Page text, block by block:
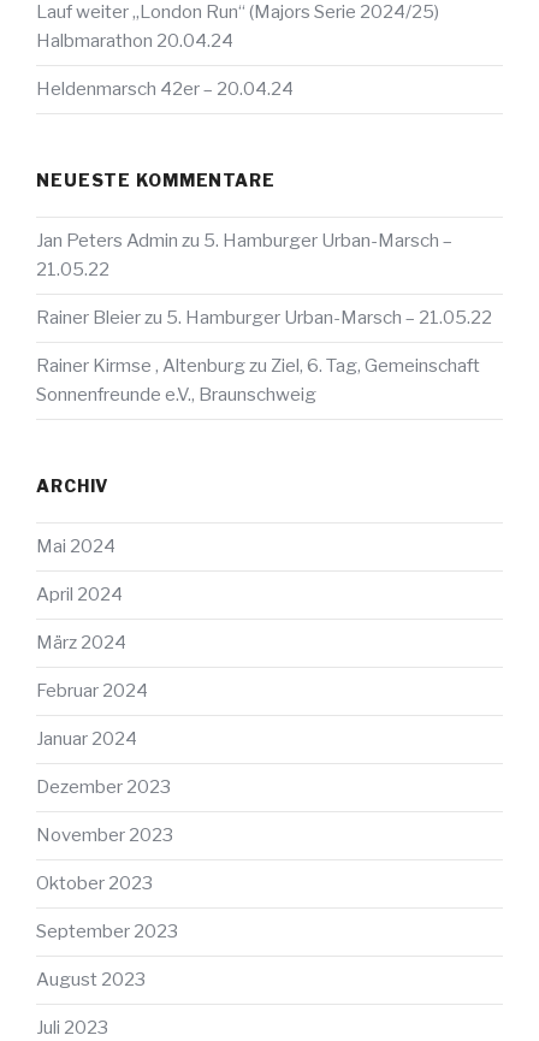
Lauf weiter „London Run“ (Majors Serie 2024/25)
Halbmarathon 20.04.24
Heldenmarsch 42er – 20.04.24
NEUESTE KOMMENTARE
Jan Peters Admin zu 5. Hamburger Urban-Marsch –
21.05.22
Rainer Bleierzu 5. Hamburger Urban-Marsch – 21.05.22
Rainer Kirmse , Altenburgzu Ziel, 6. Tag, Gemeinschaft
Sonnenfreunde e.V., Braunschweig
ARCHIV
Mai 2024
April 2024
März 2024
Februar 2024
Januar 2024
Dezember 2023
November 2023
Oktober 2023
September 2023
August 2023
Juli 2023